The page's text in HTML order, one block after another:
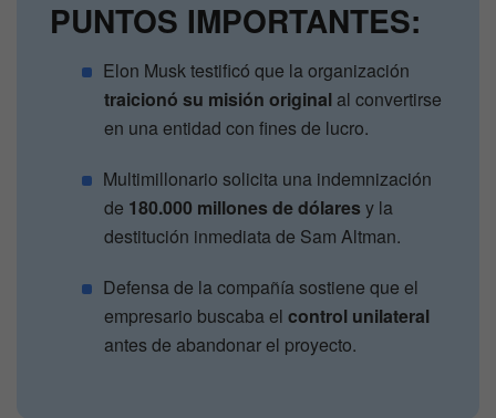
PUNTOS IMPORTANTES:
Elon Musk testificó que la organización
traicionó su misión original al convertirse
en una entidad con fines de lucro.
Multimillonario solicita una indemnización
de 180.000 millones de dólares y la
destitución inmediata de Sam Altman.
Defensa de la compañía sostiene que el
empresario buscaba elcontrol unilateral
antes de abandonar el proyecto.